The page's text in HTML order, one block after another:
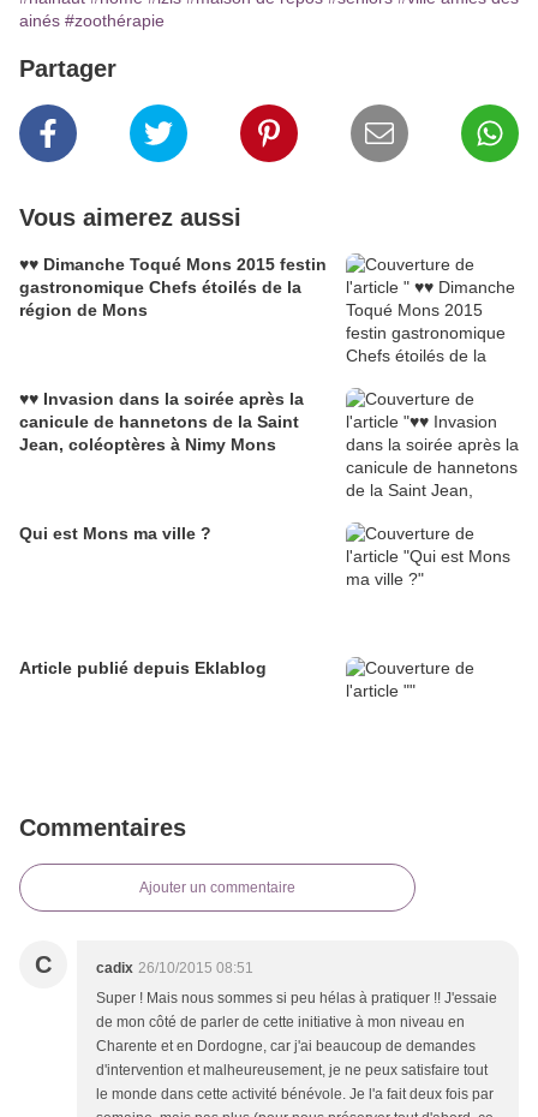
ainés #zoothérapie
Partager
Vous aimerez aussi
♥♥ Dimanche Toqué Mons 2015 festin
gastronomique Chefs étoilés de la
région de Mons
♥♥ Invasion dans la soirée après la
canicule de hannetons de la Saint
Jean, coléoptères à Nimy Mons
Qui est Mons ma ville ?
Article publié depuis Eklablog
Commentaires
Ajouter un commentaire
C cadix 26/10/2015 08:51
Super ! Mais nous sommes si peu hélas à pratiquer !! J'essaie
de mon côté de parler de cette initiative à mon niveau en
Charente et en Dordogne, car j'ai beaucoup de demandes
d'intervention et malheureusement, je ne peux satisfaire tout
le monde dans cette activité bénévole. Je l'a fait deux fois par